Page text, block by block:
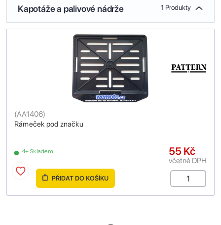
Kapotáže a palivové nádrže 1 Produkty
Rámeček pod značku
(AA1406)
4+ Skladem 55 Kč
včetně DPH
PŘIDAT DO KOŠÍKU